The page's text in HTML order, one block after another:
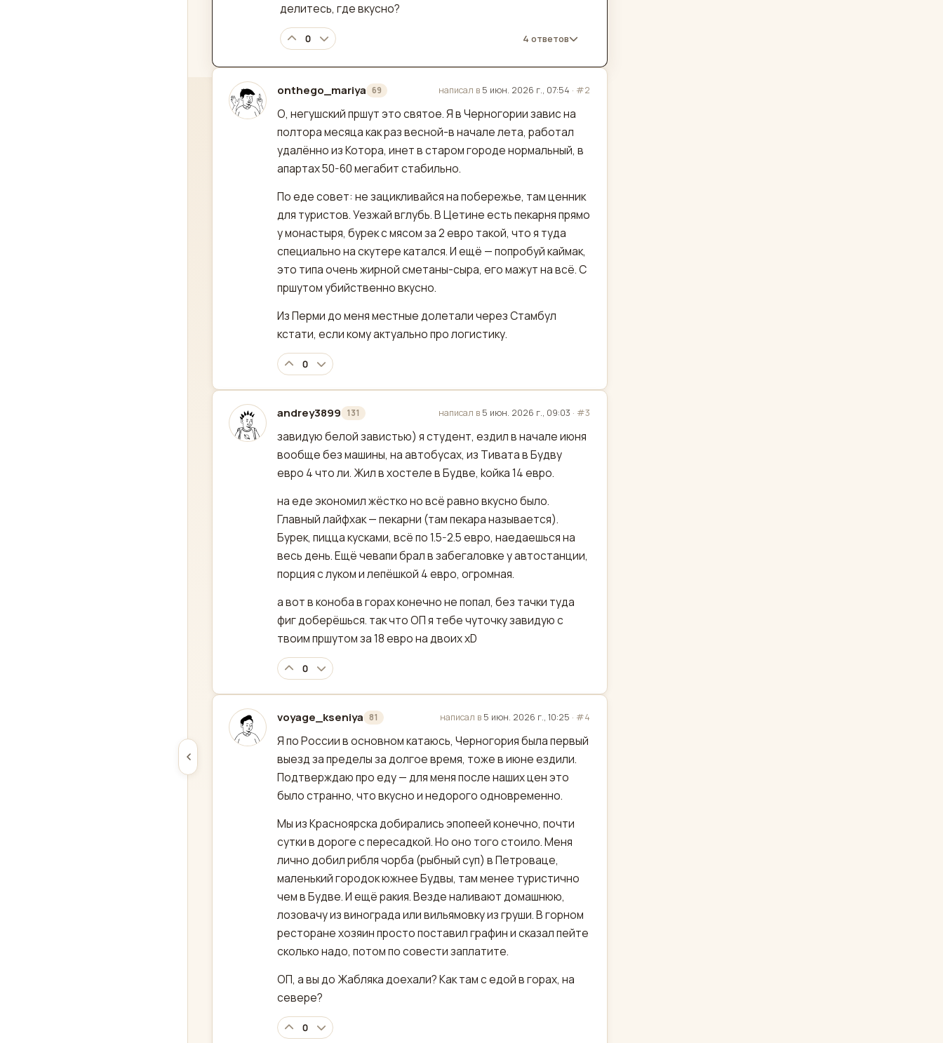
делитесь, где вкусно?
0 4 ответов
onthego_mariya 69
отредактировано написал в 5 июн. 2026 г., 07:54 · #2
О, негушский пршут это святое. Я в Черногории завис на
полтора месяца как раз весной-в начале лета, работал
удалённо из Котора, инет в старом городе нормальный, в
апартах 50-60 мегабит стабильно.
По еде совет: не зацикливайся на побережье, там ценник
для туристов. Уезжай вглубь. В Цетине есть пекарня прямо
у монастыря, бурек с мясом за 2 евро такой, что я туда
специально на скутере катался. И ещё — попробуй каймак,
это типа очень жирной сметаны-сыра, его мажут на всё. С
пршутом убийственно вкусно.
Из Перми до меня местные долетали через Стамбул
кстати, если кому актуально про логистику.
0
andrey3899 131
отредактировано написал в 5 июн. 2026 г., 09:03 · #3
завидую белой завистью) я студент, ездил в начале июня
вообще без машины, на автобусах, из Тивата в Будву
евро 4 что ли. Жил в хостеле в Будве, koйка 14 евро.
на еде экономил жёстко но всё равно вкусно было.
Главный лайфхак — пекарни (там пекара называется).
Бурек, пицца кусками, всё по 1.5-2.5 евро, наедаешься на
весь день. Ещё чевапи брал в забегаловке у автостанции,
порция с луком и лепёшкой 4 евро, огромная.
а вот в коноба в горах конечно не попал, без тачки туда
фиг доберёшься. так что ОП я тебе чуточку завидую с
твоим пршутом за 18 евро на двоих хD
0
voyage_kseniya 81
отредактировано написал в 5 июн. 2026 г., 10:25 · #4
Я по России в основном катаюсь, Черногория была первый
выезд за пределы за долгое время, тоже в июне ездили.
Подтверждаю про еду — для меня после наших цен это
было странно, что вкусно и недорого одновременно.
Мы из Красноярска добирались эпопеей конечно, почти
сутки в дороге с пересадкой. Но оно того стоило. Меня
лично добил рибля чорба (рыбный суп) в Петроваце,
маленький городок южнее Будвы, там менее туристично
чем в Будве. И ещё ракия. Везде наливают домашнюю,
лозовачу из винограда или вильямовку из груши. В горном
ресторане хозяин просто поставил графин и сказал пейте
сколько надо, потом по совести заплатите.
ОП, а вы до Жабляка доехали? Как там с едой в горах, на
севере?
0